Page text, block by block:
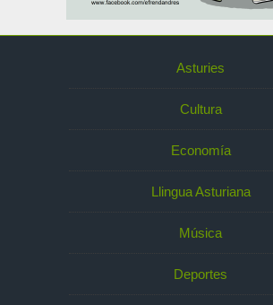
Asturies
Cultura
Economía
Llingua Asturiana
Música
Deportes